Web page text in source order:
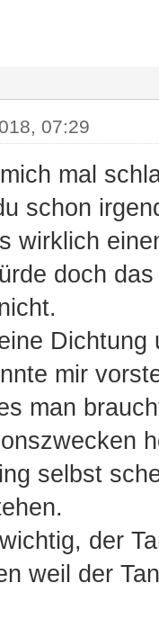
07:29
mal
schon
wirklich
doch
Dichtung
mir
man
selbst
der
weil der